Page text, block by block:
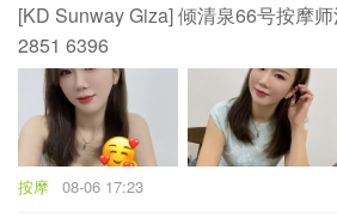
[KD Sunway Giza] 倾清泉66号按摩
2851 6396
按摩 08-06 17:23